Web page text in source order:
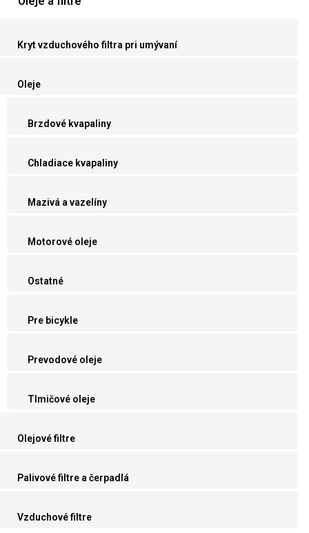
Kryt vzduchového filtra pri umývaní
Oleje
Brzdové kvapaliny
Chladiace kvapaliny
Mazivá a vazelíny
Motorové oleje
Ostatné
Pre bicykle
Prevodové oleje
Tlmičové oleje
Olejové filtre
Palivové filtre a čerpadlá
Vzduchové filtre